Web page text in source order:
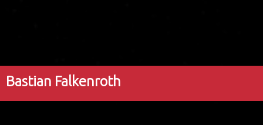
Bastian Falkenroth